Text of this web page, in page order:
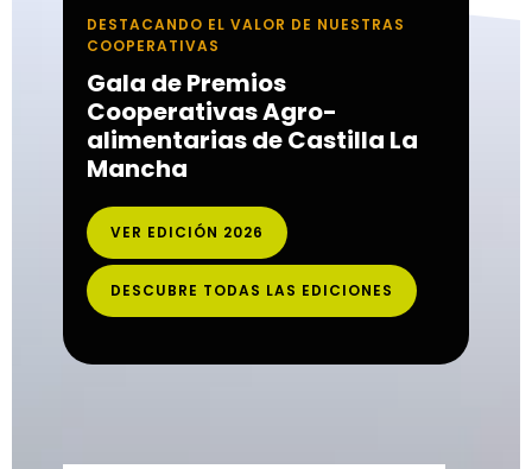
DESTACANDO EL VALOR DE NUESTRAS
COOPERATIVAS
Gala de Premios
Cooperativas Agro-
alimentarias de Castilla La
Mancha
VER EDICIÓN 2026
DESCUBRE TODAS LAS EDICIONES